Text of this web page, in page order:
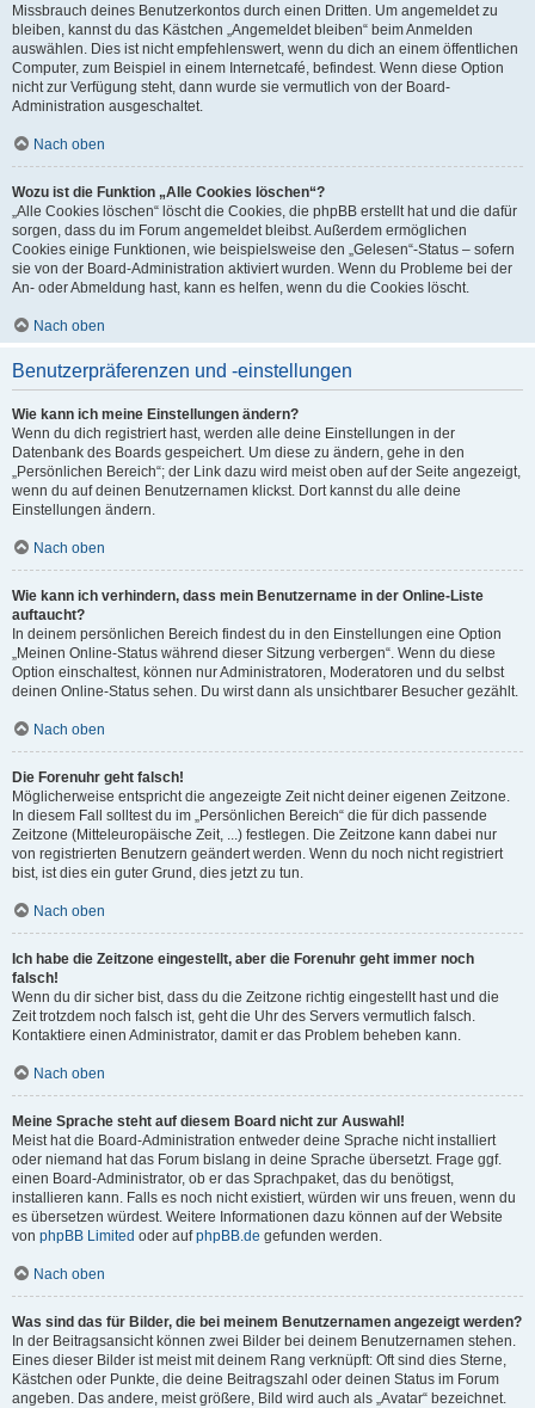
Missbrauch deines Benutzerkontos durch einen Dritten. Um angemeldet zu
bleiben, kannst du das Kästchen „Angemeldet bleiben“ beim Anmelden
auswählen. Dies ist nicht empfehlenswert, wenn du dich an einem öffentlichen
Computer, zum Beispiel in einem Internetcafé, befindest. Wenn diese Option
nicht zur Verfügung steht, dann wurde sie vermutlich von der Board-
Administration ausgeschaltet.
Nach oben
Wozu ist die Funktion „Alle Cookies löschen“?
„Alle Cookies löschen“ löscht die Cookies, die phpBB erstellt hat und die dafür
sorgen, dass du im Forum angemeldet bleibst. Außerdem ermöglichen
Cookies einige Funktionen, wie beispielsweise den „Gelesen“-Status – sofern
sie von der Board-Administration aktiviert wurden. Wenn du Probleme bei der
An- oder Abmeldung hast, kann es helfen, wenn du die Cookies löscht.
Nach oben
Benutzerpräferenzen und -einstellungen
Wie kann ich meine Einstellungen ändern?
Wenn du dich registriert hast, werden alle deine Einstellungen in der
Datenbank des Boards gespeichert. Um diese zu ändern, gehe in den
„Persönlichen Bereich“; der Link dazu wird meist oben auf der Seite angezeigt,
wenn du auf deinen Benutzernamen klickst. Dort kannst du alle deine
Einstellungen ändern.
Nach oben
Wie kann ich verhindern, dass mein Benutzername in der Online-Liste
auftaucht?
In deinem persönlichen Bereich findest du in den Einstellungen eine Option
„Meinen Online-Status während dieser Sitzung verbergen“. Wenn du diese
Option einschaltest, können nur Administratoren, Moderatoren und du selbst
deinen Online-Status sehen. Du wirst dann als unsichtbarer Besucher gezählt.
Nach oben
Die Forenuhr geht falsch!
Möglicherweise entspricht die angezeigte Zeit nicht deiner eigenen Zeitzone.
In diesem Fall solltest du im „Persönlichen Bereich“ die für dich passende
Zeitzone (Mitteleuropäische Zeit, ...) festlegen. Die Zeitzone kann dabei nur
von registrierten Benutzern geändert werden. Wenn du noch nicht registriert
bist, ist dies ein guter Grund, dies jetzt zu tun.
Nach oben
Ich habe die Zeitzone eingestellt, aber die Forenuhr geht immer noch
falsch!
Wenn du dir sicher bist, dass du die Zeitzone richtig eingestellt hast und die
Zeit trotzdem noch falsch ist, geht die Uhr des Servers vermutlich falsch.
Kontaktiere einen Administrator, damit er das Problem beheben kann.
Nach oben
Meine Sprache steht auf diesem Board nicht zur Auswahl!
Meist hat die Board-Administration entweder deine Sprache nicht installiert
oder niemand hat das Forum bislang in deine Sprache übersetzt. Frage ggf.
einen Board-Administrator, ob er das Sprachpaket, das du benötigst,
installieren kann. Falls es noch nicht existiert, würden wir uns freuen, wenn du
es übersetzen würdest. Weitere Informationen dazu können auf der Website
von phpBB Limited oder aufphpBB.de gefunden werden.
Nach oben
Was sind das für Bilder, die bei meinem Benutzernamen angezeigt werden?
In der Beitragsansicht können zwei Bilder bei deinem Benutzernamen stehen.
Eines dieser Bilder ist meist mit deinem Rang verknüpft: Oft sind dies Sterne,
Kästchen oder Punkte, die deine Beitragszahl oder deinen Status im Forum
angeben. Das andere, meist größere, Bild wird auch als „Avatar“ bezeichnet.